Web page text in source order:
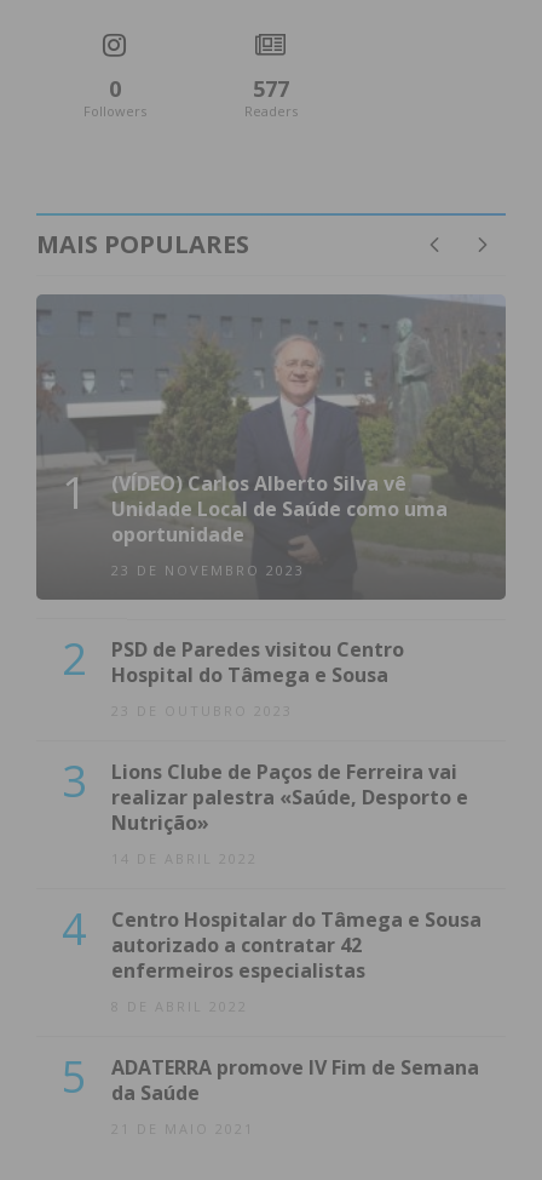
0
Followers
577
Readers
MAIS POPULARES
1
(VÍDEO) Carlos Alberto Silva vê
Unidade Local de Saúde como uma
oportunidade
23 DE NOVEMBRO 2023
2
PSD de Paredes visitou Centro
Hospital do Tâmega e Sousa
23 DE OUTUBRO 2023
3
Lions Clube de Paços de Ferreira vai
realizar palestra «Saúde, Desporto e
Nutrição»
14 DE ABRIL 2022
4
Centro Hospitalar do Tâmega e Sousa
autorizado a contratar 42
enfermeiros especialistas
8 DE ABRIL 2022
5
ADATERRA promove IV Fim de Semana
da Saúde
21 DE MAIO 2021